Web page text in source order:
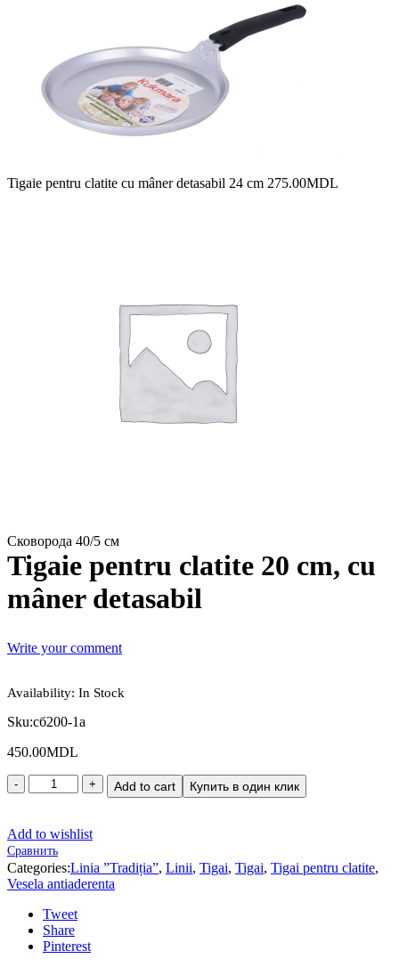
Tigaie pentru clatite cu mâner detasabil 24 cm 275.00MDL
Сковорода 40/5 см
Tigaie pentru clatite 20 cm, cu
mâner detasabil
Write your comment
Availability: In Stock
Sku:сб200-1а
450.00MDL
Add to cart Купить в один клик
Add to wishlist
Сравнить
Categories:Linia ”Tradiția”, Linii, Tigai, Tigai, Tigai pentru clatite,
Vesela antiaderenta
Tweet
Share
Pinterest